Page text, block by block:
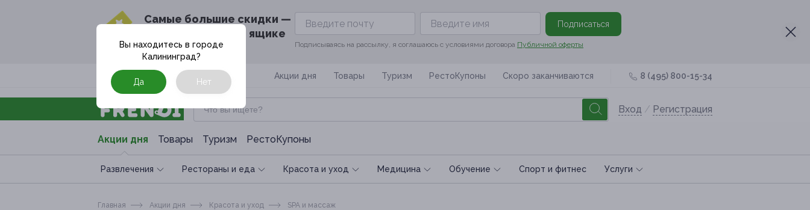
Cамые большие скидки —
в твоём почтовом ящике
Подписаться
Подписываясь на рассылку, я соглашаюсь с условиями договора Публичной оферты
Москва Акции дня Товары Туризм РестоКупоны Скоро заканчиваются 8 (495) 800-15-34
Вход / Регистрация
Акции дня Товары Туризм РестоКупоны
Развлечения Рестораны и еда Красота и уход Медицина Обучение Спoрт и фитнес Услуги
Вы находитесь в городе
Калининград?
Да Нет
Главная Акции дня Красота и уход SPA и массаж